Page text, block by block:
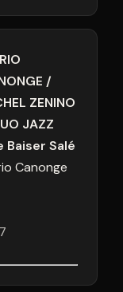
/
ZENINO
JAZZ
Baiser Salé
Canonge